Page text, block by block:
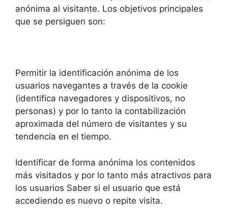
anónima al visitante. Los objetivos principales
que se persiguen son:
Permitir la identificación anónima de los
usuarios navegantes a través de la cookie
(identifica navegadores y dispositivos, no
personas) y por lo tanto la contabilización
aproximada del número de visitantes y su
tendencia en el tiempo.
Identificar de forma anónima los contenidos
más visitados y por lo tanto más atractivos para
los usuarios Saber si el usuario que está
accediendo es nuevo o repite visita.